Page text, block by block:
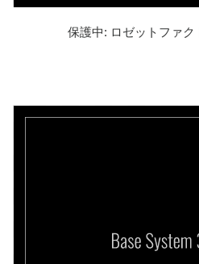
保護中: ロゼットファク